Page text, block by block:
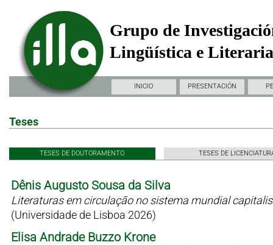
Grupo de
Lingüística e
INICIO PRESENTACIÓN
Teses
TESES DE DOUTORAMENTO TESES DE
Dênis Augusto Sousa da Silva
Literaturas em circulação no sistema mundial
(Universidade de Lisboa 2026)
Elisa Andrade Buzzo Krone